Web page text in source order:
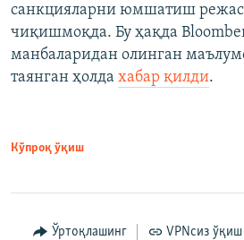
санкцияларни юмшатиш
чиқишмоқда. Бу ҳақда
манбаларидан олинган
таянган ҳолда хабар қилди.
Кўпроқ ўқиш
Ўртоқлашинг VPNсиз ўқиш